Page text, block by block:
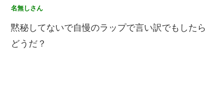
名無しさん
黙秘してないで自慢のラップで言い訳でもしたら
どうだ？